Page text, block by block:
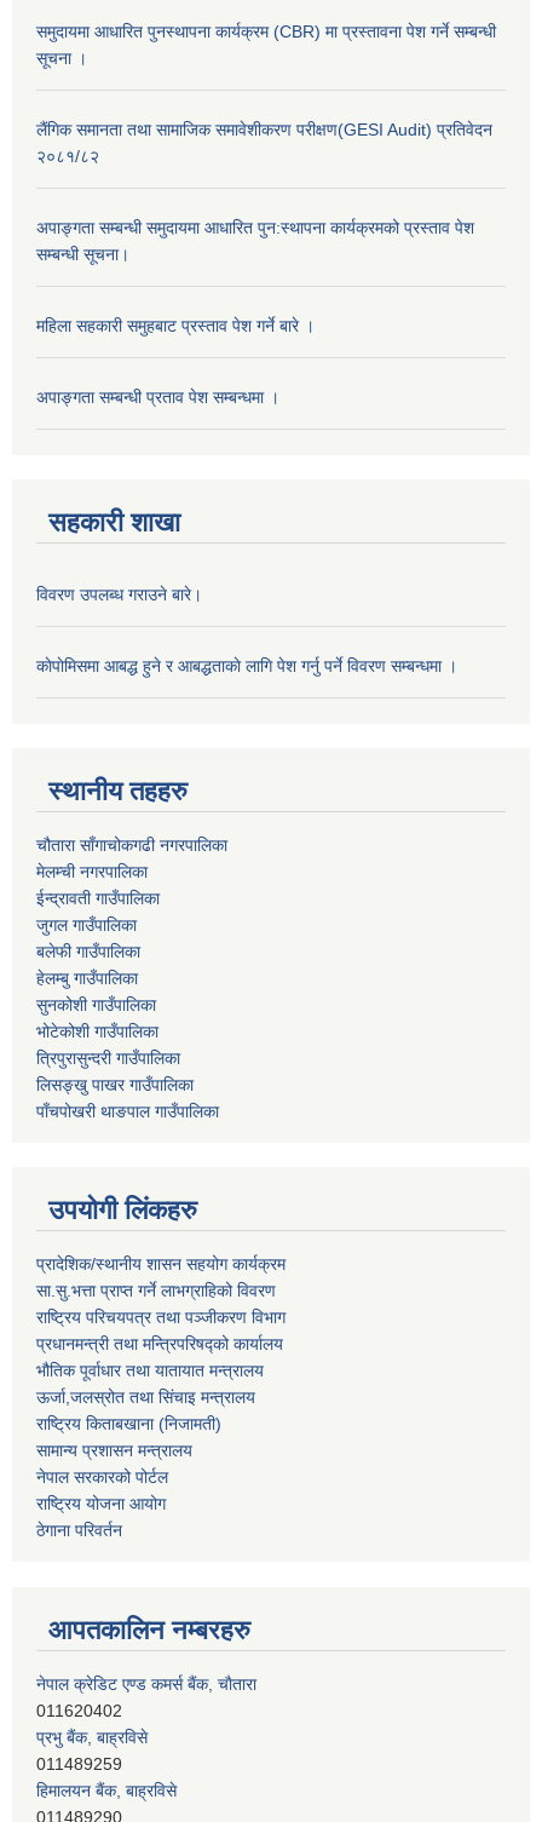
समुदायमा आधारित पुनस्थापना कार्यक्रम (CBR) मा प्रस्तावना पेश गर्ने सम्बन्धी
सूचना ।
लैंगिक समानता तथा सामाजिक समावेशीकरण परीक्षण(GESI Audit) प्रतिवेदन
२०८१/८२
अपाङ्गता सम्बन्धी समुदायमा आधारित पुन:स्थापना कार्यक्रमको प्रस्ताव पेश
सम्बन्धी सूचना।
महिला सहकारी समुहबाट प्रस्ताव पेश गर्ने बारे ।
अपाङ्गता सम्बन्धी प्रताव पेश सम्बन्धमा ।
सहकारी शाखा
विवरण उपलब्ध गराउने बारे।
काेपाेमिसमा आबद्ध हुने र आबद्धताकाे लागि पेश गर्नु पर्ने विवरण सम्बन्धमा ।
स्थानीय तहहरु
चौतारा साँगाचोकगढी नगरपालिका
मेलम्ची नगरपालिका
ईन्द्रावती गाउँपालिका
जुगल गाउँपालिका
बलेफी गाउँपालिका
हेलम्बु गाउँपालिका
सुनकोशी गाउँपालिका
भोटेकोशी गाउँपालिका
त्रिपुरासुन्दरी गाउँपालिका
लिसङ्खु पाखर गाउँपालिका
पाँचपोखरी थाङपाल गाउँपालिका
उपयोगी लिंकहरु
प्रादेशिक/स्थानीय शासन सहयोग कार्यक्रम
सा.सु.भत्ता प्राप्त गर्ने लाभग्राहिको विवरण
राष्ट्रिय परिचयपत्र तथा पञ्‍जीकरण विभाग
प्रधानमन्त्री तथा मन्त्रिपरिषद्को कार्यालय
भौतिक पूर्वाधार तथा यातायात मन्त्रालय
ऊर्जा,जलस्रोत तथा सिंचाइ मन्त्रालय
राष्ट्रिय किताबखाना (निजामती)
सामान्य प्रशासन मन्त्रालय
नेपाल सरकारको पोर्टल
राष्ट्रिय योजना आयोग
ठेगाना परिवर्तन
आपतकालिन नम्बरहरु
नेपाल क्रेडिट एण्ड कमर्स बैंक, चाैतारा
011620402
प्रभु बैंक, बाह्रविसे
011489259
हिमालयन बैंक, बाह्रविसे
011489290